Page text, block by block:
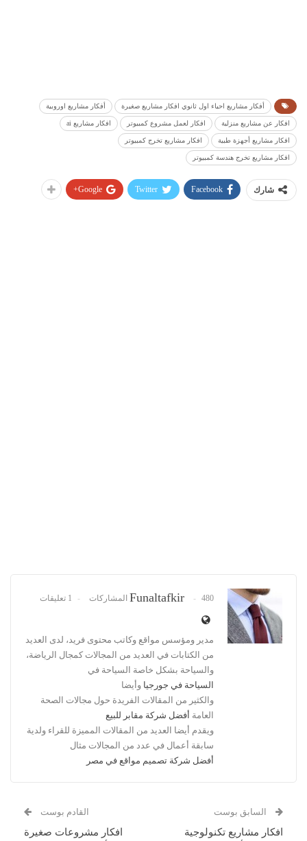
أفكار مشاريع احياء اول ثانوي افكار مشاريع صغيرة أفكار مشاريع اوروبية
افكار عن مشاريع منزلية افكار لعمل مشروع كمبيوتر افكار مشاريع ai
افكار مشاريع أجهزة طبية افكار مشاريع تخرج كمبيوتر
افكار مشاريع تخرج هندسة كمبيوتر
شارك Facebook
Twitter
Google+
Funaltafkir 480 المشاركات 1 تعليقات
مدير ومؤسس مواقع وكاتب محتوى فريد، لدى العديد
من الكتابات في العديد من المجالات كمجال الرياضة،
والسياحة بشكل خاصة السياحة في
السياحة في جورجيا وأيضا
والكثير من المقالات الفريدة حول مجالات الصحة
العامة أفضل شركة مقابر للبيع
ويقدم أيضا العديد من المقالات المميزة للقراء ولدية
سابقة أعمال في عدد من المجالات مثال
أفضل شركة تصميم مواقع في مصر
السابق بوست
افكار مشاريع تكنولوجية
القادم بوست
افكار مشروعات صغيرة